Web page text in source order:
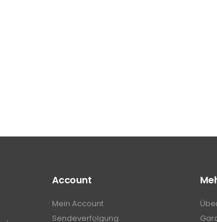
Account
Mein Account
Sendeverfolgung